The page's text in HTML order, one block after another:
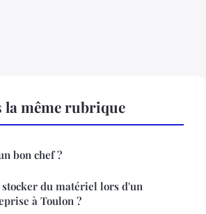
même rubrique
bon chef ?
du matériel lors d'un
à Toulon ?